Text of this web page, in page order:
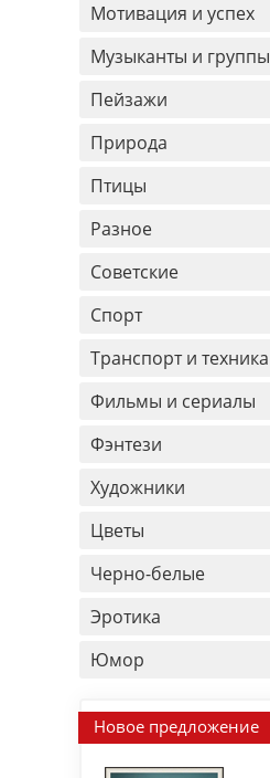
Мотивация и успех
Музыканты и группы
Пейзажи
Природа
Птицы
Разное
Советские
Спорт
Транспорт и техника
Фильмы и сериалы
Фэнтези
Художники
Цветы
Черно-белые
Эротика
Юмор
Новое предложение